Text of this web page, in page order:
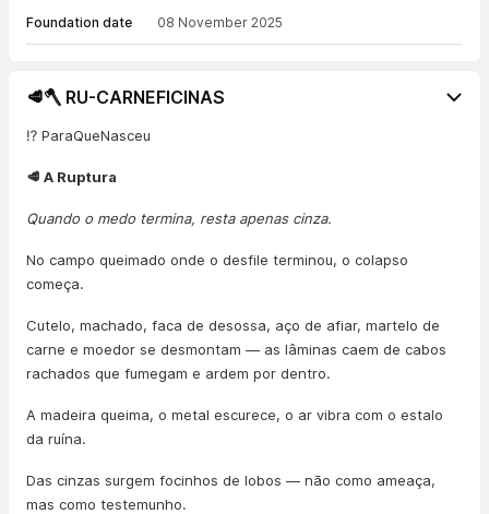
Foundation date 08 November 2025
🥩🪓 RU-CARNEFICINAS
⁉️ ParaQueNasceu
🥩 A Ruptura
Quando o medo termina, resta apenas cinza.
No campo queimado onde o desfile terminou, o colapso
começa.
Cutelo, machado, faca de desossa, aço de afiar, martelo de
carne e moedor se desmontam — as lâminas caem de cabos
rachados que fumegam e ardem por dentro.
A madeira queima, o metal escurece, o ar vibra com o estalo
da ruína.
Das cinzas surgem focinhos de lobos — não como ameaça,
mas como testemunho.